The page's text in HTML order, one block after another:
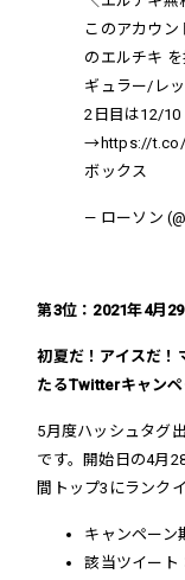
このアカウン
のエルチキ
ギュラー/レ
2日目は12/10
→ https://
ボックス
— ローソン
第3位：2021年4月
初夏だ！アイスだ！
たるTwitterキャン
5月度ハッシュタグ
です。開始日の4月
間トップ3にランク
キャンペーン
該当ツイート